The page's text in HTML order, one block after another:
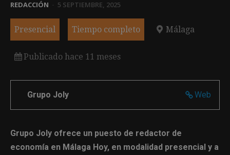
REDACCIÓN 5 SEPTIEMBRE, 2025
Presencial Tiempo completo Málaga
Publicado hace 11 meses
Web
Grupo Joly
Grupo Joly ofrece un puesto de redactor de
economía en Málaga Hoy, en modalidad presencial y a